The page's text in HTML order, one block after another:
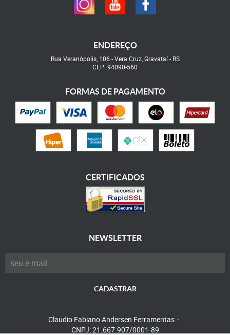
ENDEREÇO
Rua Veranópolis, 106 -Vera Cruz, Gravataí- RS
CEP: 94090-560
FORMAS DE PAGAMENTO
CERTIFICADOS
NEWSLETTER
CADASTRAR
Claudio Fabiano Andersen Ferramentas
CNPJ: 21.667.907/0001-89